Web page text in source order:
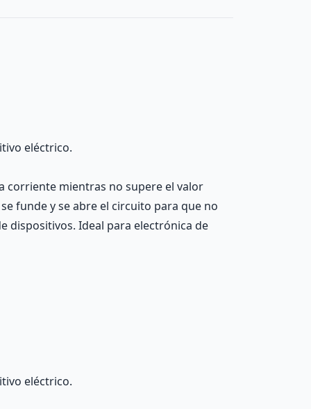
eléctrico.
corriente mientras no supere el valor
funde y se abre el circuito para que no
dispositivos. Ideal para electrónica de
eléctrico.